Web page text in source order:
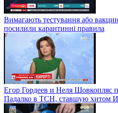
Вимагають тестування або
посилили карантинні правила
Егор Гордеев и Неля Шовкопляс
Падалко в ТСН, ставшую хитом